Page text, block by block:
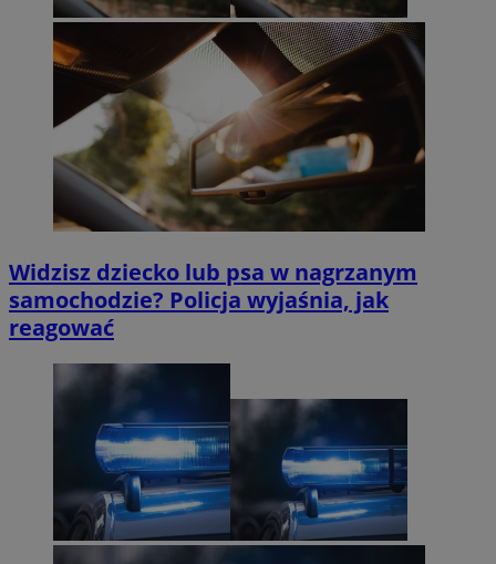
Widzisz dziecko lub psa w nagrzanym
samochodzie? Policja wyjaśnia, jak
reagować